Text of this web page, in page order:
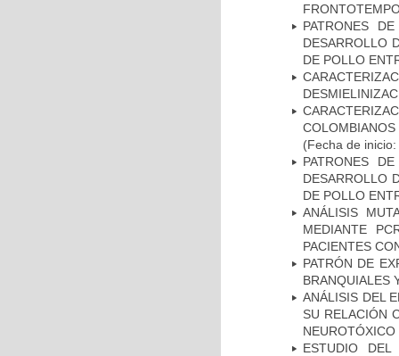
PATRONES
DESARROLLO
DE POLLO
(Fecha de
PATRONES
DESARROLLO
DE POLLO
ANÁLISIS
MEDIANTE
PACIENTES
PATRÓN DE
BRANQUIALES
ANÁLISIS DEL
SU RELACIÓN
NEUROTÓXICO
ESTUDIO